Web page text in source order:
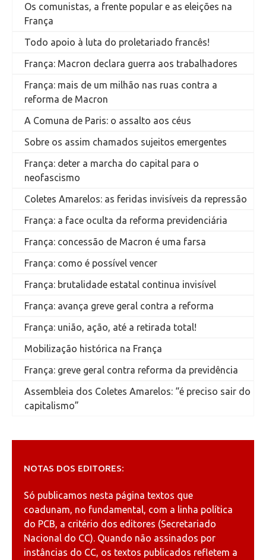
Os comunistas, a frente popular e as eleições na
França
Todo apoio à luta do proletariado francês!
França: Macron declara guerra aos trabalhadores
França: mais de um milhão nas ruas contra a
reforma de Macron
A Comuna de Paris: o assalto aos céus
Sobre os assim chamados sujeitos emergentes
França: deter a marcha do capital para o
neofascismo
Coletes Amarelos: as feridas invisíveis da repressão
França: a face oculta da reforma previdenciária
França: concessão de Macron é uma farsa
França: como é possível vencer
França: brutalidade estatal continua invisível
França: avança greve geral contra a reforma
França: união, ação, até a retirada total!
Mobilização histórica na França
França: greve geral contra reforma da previdência
Assembleia dos Coletes Amarelos: “é preciso sair do
capitalismo”
NOTAS DOS EDITORES:
Só publicamos nesta página textos que
coadunam, no fundamental, com a linha política
do PCB, a critério dos editores (Secretariado
Nacional do CC). Quando não assinados por
instâncias do CC, os textos publicados refletem a